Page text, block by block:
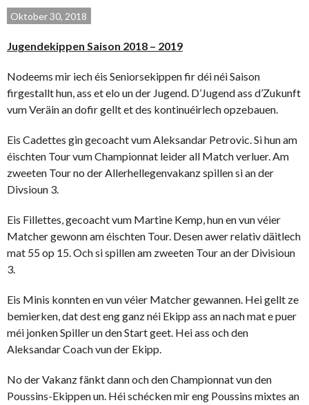
Oktober 30, 2018
Jugendekippen Saison 2018 – 2019
Nodeems mir iech éis Seniorsekippen fir déi néi Saison
firgestallt hun, ass et elo un der Jugend. D’Jugend ass d’Zukunft
vum Veräin an dofir gellt et des kontinuéirlech opzebauen.
Eis Cadettes gin gecoacht vum Aleksandar Petrovic. Si hun am
éischten Tour vum Championnat leider all Match verluer. Am
zweeten Tour no der Allerhellegenvakanz spillen si an der
Divsioun 3.
Eis Fillettes, gecoacht vum Martine Kemp, hun en vun véier
Matcher gewonn am éischten Tour. Desen awer relativ däitlech
mat 55 op 15. Och si spillen am zweeten Tour an der Divisioun
3.
Eis Minis konnten en vun véier Matcher gewannen. Hei gellt ze
bemierken, dat dest eng ganz néi Ekipp ass an nach mat e puer
méi jonken Spiller un den Start geet. Hei ass och den
Aleksandar Coach vun der Ekipp.
No der Vakanz fänkt dann och den Championnat vun den
Poussins-Ekippen un. Héi schécken mir eng Poussins mixtes an